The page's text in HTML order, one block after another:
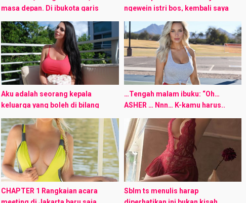
masa depan. Di ibukota garis
keberhasilan dan kegagalan lebih
tipis dari bahan celana dalam Rp.
7.000 tiga. Kulihat teman-teman
sekampungku ...
ngewein istri bos, kembali saya
ditelpon oleh si bos. Orang ini kalo
nelpon 90% adalah perintah,
sisanya basa basi ...
Aku adalah seorang kepala
keluarga yang boleh di bilang
bahagia, karena aku mempunyai
seorang anak yang lucu dan
seorang isteri yang setia, seksi
dan ...
…Tengah malam ibuku: “Oh…
ASHER … Nnn… K-kamu harus..
Unngh harus berhenti..” asher:
“Nnnn.. ap.. ibu? Bukankah ibu…”
asher : “Bukankah ibu.. ibu ...
CHAPTER 1​ Rangkaian acara
Sblm ts menulis harap